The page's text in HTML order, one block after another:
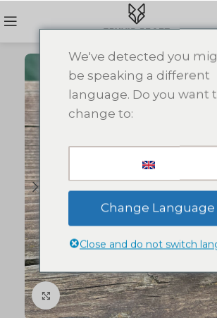
Click to enlarge
We've detected you
be speaking a different
language. Do you want
change to:
Change Language
Close and do not switch